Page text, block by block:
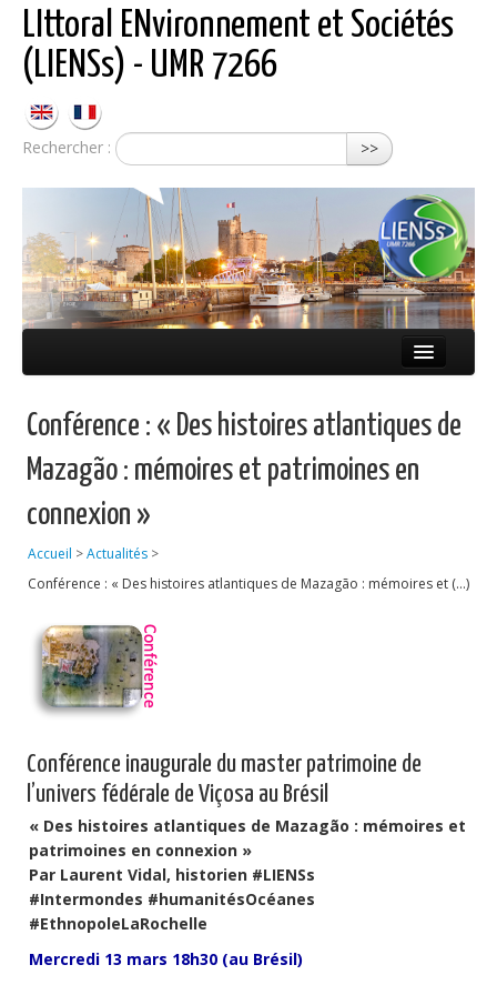
LIttoral ENvironnement et Sociétés
(LIENSs) - UMR 7266
Rechercher : >>
Équipes
Réseaux
Publications
Soutien technique
Emplois/Stages/Formations
Science pour tou·te·s
Conférence : « Des histoires atlantiques de
Mazagão : mémoires et patrimoines en
connexion »
Accueil >Actualités >
Conférence : « Des histoires atlantiques de Mazagão : mémoires et (…)
Conférence inaugurale du master patrimoine de
l’univers fédérale de Viçosa au Brésil
« Des histoires atlantiques de Mazagão : mémoires et
patrimoines en connexion »
Par Laurent Vidal, historien #LIENSs
#Intermondes #humanitésOcéanes
#EthnopoleLaRochelle
Mercredi 13 mars 18h30 (au Brésil)